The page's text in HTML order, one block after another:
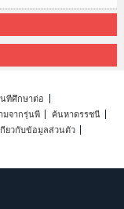
ที่ศึกษาต่อ
มจากรุ่นพี่
ค้นหาดรรชนี
กี่ยวกับข้อมูลส่วนตัว